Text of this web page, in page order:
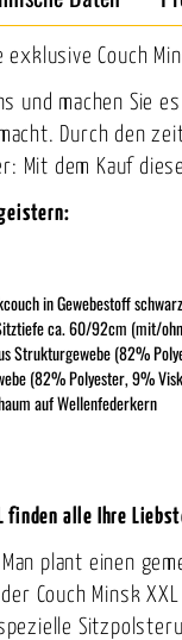
exklusive Couch
und machen Sie
Durch den
Mit dem Kauf
in Gewebestoff schwarz
ca. 60/92cm (mit/
Strukturgewebe (82%
(82% Polyester, 9%
auf Wellenfederkern
finden alle Ihre
plant einen
Couch Minsk